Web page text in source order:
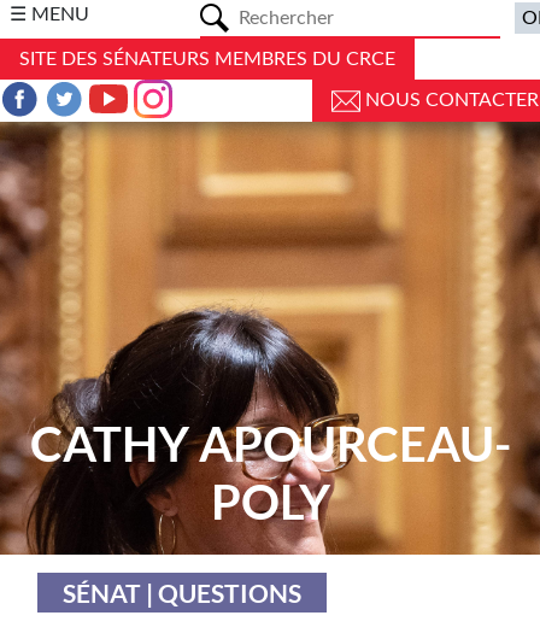
☰ MENU
SITE DES SÉNATEURS MEMBRES DU CRCE
NOUS CONTACTER
CATHY APOURCEAU-
POLY
SÉNAT | QUESTIONS